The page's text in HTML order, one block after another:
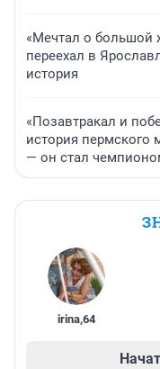
«Мечтал о большой
переехал в
история
«Позавтракал и
история
— он стал
irina,64